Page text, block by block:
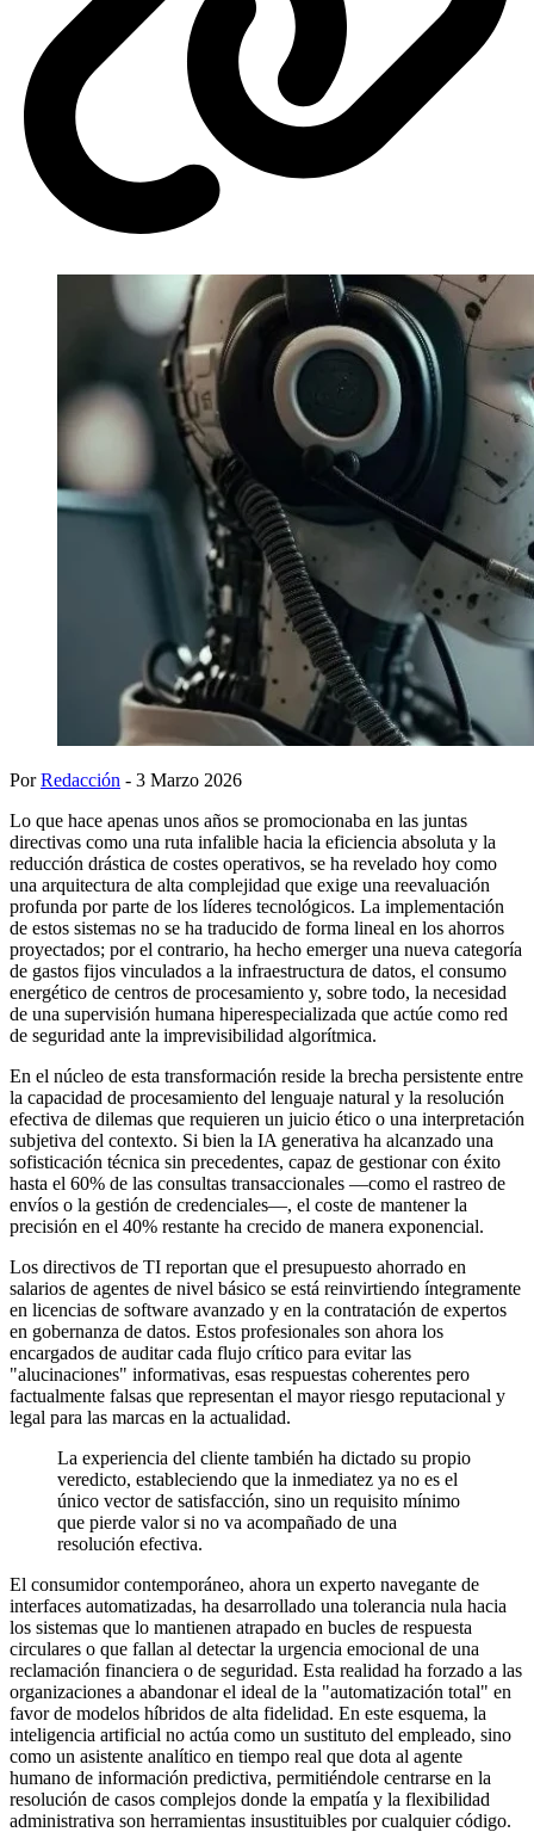
PorRedacción - 3 Marzo 2026
Lo que hace apenas unos años se promocionaba en las juntas
directivas como una ruta infalible hacia la eficiencia absoluta y la
reducción drástica de costes operativos, se ha revelado hoy como
una arquitectura de alta complejidad que exige una reevaluación
profunda por parte de los líderes tecnológicos. La implementación
de estos sistemas no se ha traducido de forma lineal en los ahorros
proyectados; por el contrario, ha hecho emerger una nueva categoría
de gastos fijos vinculados a la infraestructura de datos, el consumo
energético de centros de procesamiento y, sobre todo, la necesidad
de una supervisión humana hiperespecializada que actúe como red
de seguridad ante la imprevisibilidad algorítmica.
En el núcleo de esta transformación reside la brecha persistente entre
la capacidad de procesamiento del lenguaje natural y la resolución
efectiva de dilemas que requieren un juicio ético o una interpretación
subjetiva del contexto. Si bien la IA generativa ha alcanzado una
sofisticación técnica sin precedentes, capaz de gestionar con éxito
hasta el 60% de las consultas transaccionales —como el rastreo de
envíos o la gestión de credenciales—, el coste de mantener la
precisión en el 40% restante ha crecido de manera exponencial.
Los directivos de TI reportan que el presupuesto ahorrado en
salarios de agentes de nivel básico se está reinvirtiendo íntegramente
en licencias de software avanzado y en la contratación de expertos
en gobernanza de datos. Estos profesionales son ahora los
encargados de auditar cada flujo crítico para evitar las
"alucinaciones" informativas, esas respuestas coherentes pero
factualmente falsas que representan el mayor riesgo reputacional y
legal para las marcas en la actualidad.
La experiencia del cliente también ha dictado su propio
veredicto, estableciendo que la inmediatez ya no es el
único vector de satisfacción, sino un requisito mínimo
que pierde valor si no va acompañado de una
resolución efectiva.
El consumidor contemporáneo, ahora un experto navegante de
interfaces automatizadas, ha desarrollado una tolerancia nula hacia
los sistemas que lo mantienen atrapado en bucles de respuesta
circulares o que fallan al detectar la urgencia emocional de una
reclamación financiera o de seguridad. Esta realidad ha forzado a las
organizaciones a abandonar el ideal de la "automatización total" en
favor de modelos híbridos de alta fidelidad. En este esquema, la
inteligencia artificial no actúa como un sustituto del empleado, sino
como un asistente analítico en tiempo real que dota al agente
humano de información predictiva, permitiéndole centrarse en la
resolución de casos complejos donde la empatía y la flexibilidad
administrativa son herramientas insustituibles por cualquier código.